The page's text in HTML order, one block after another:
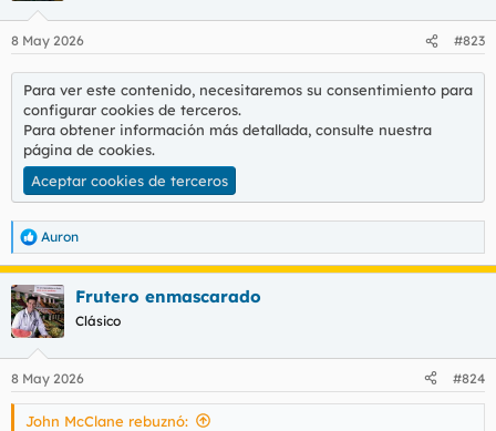
8 May 2026 #823
Para ver este contenido, necesitaremos su consentimiento para
configurar cookies de terceros.
Para obtener información más detallada, consulte nuestra
página de cookies.
Aceptar cookies de terceros
R
e
a
c
c
i
e
s
Auron
Frutero enmascarado
Clásico
8 May 2026 #824
John McClane rebuznó: